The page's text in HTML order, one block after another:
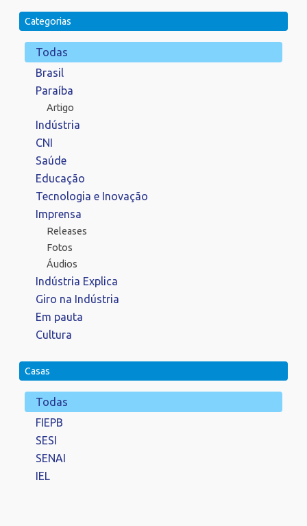
Categorias
Todas
Brasil
Paraíba
Artigo
Indústria
CNI
Saúde
Educação
Tecnologia e Inovação
Imprensa
Releases
Fotos
Áudios
Indústria Explica
Giro na Indústria
Em pauta
Cultura
Casas
Todas
FIEPB
SESI
SENAI
IEL